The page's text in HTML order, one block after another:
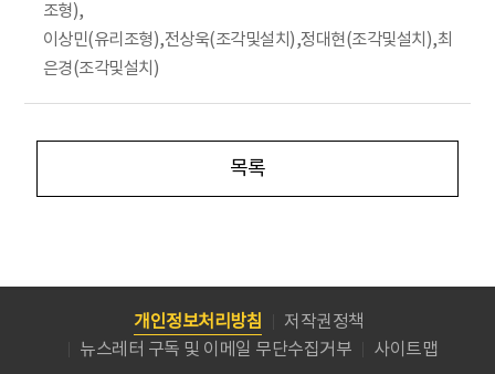
조형),
이상민(유리조형),전상욱(조각및설치),정대현(조각및설치),최
은경(조각및설치)
목록
개인정보처리방침
저작권정책
뉴스레터 구독 및 이메일 무단수집거부
사이트맵